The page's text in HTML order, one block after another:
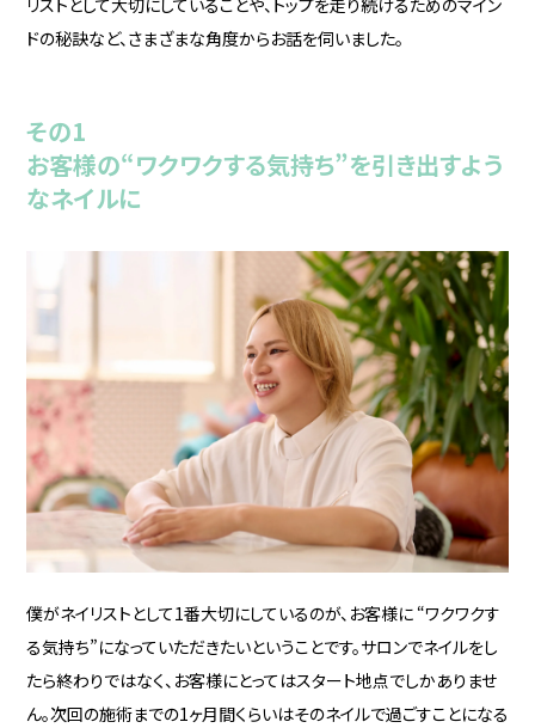
ドの秘訣など、さまざまな角度からお話を伺いました。
その1
お客様の“ワクワクする気持ち”を引き出すよう
なネイルに
僕がネイリストとして1番大切にしているのが、お客様に “ワクワクす
る気持ち”になっていただきたいということです。サロンでネイルをし
たら終わりではなく、お客様にとってはスタート地点でしかありませ
ん。次回の施術までの1ヶ月間くらいはそのネイルで過ごすことになる